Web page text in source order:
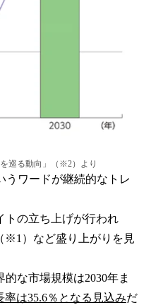
巡る動向」（※2）より
ワードが継続的なトレ
トの立ち上げが行われ
※1）など盛り上がりを見
な市場規模は2030年ま
率は35.6％となる見込みだ